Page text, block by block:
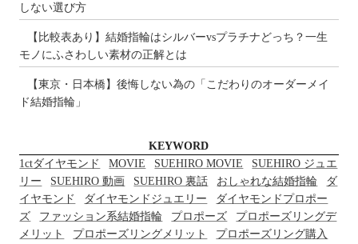
しない選び方
【比較表あり】結婚指輪はシルバーvsプラチナどっち？一生
モノにふさわしい素材の正解とは
【東京・日本橋】後悔しない為の「こだわりのオーダーメイ
ド結婚指輪」
KEYWORD
1ctダイヤモンド
MOVIE SUEHIRO MOVIE
SUEHIRO ジュエ
リー
SUEHIRO 動画 SUEHIRO 裏話 おしゃれな結婚指輪
ダ
イヤモンド
ダイヤモンドジュエリー
ダイヤモンドプロポー
ズ
ファッション系結婚指輪 プロポーズ
プロポーズリングデ
メリット
プロポーズリングメリット
プロポーズリング購入